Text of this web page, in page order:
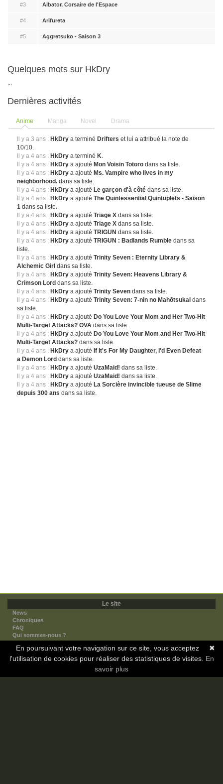
#3 Albator, Corsaire de l'Espace
#4 Arifureta
#5 Aggretsuko - Saison 3
Quelques mots sur HkDry
Dernières activités
Anime Manga Novel Drama
Il y a 3 ans : HkDry a terminé Drifters et lui a attribué la note de
10/10.
Il y a 4 ans : HkDry a terminé K.
Il y a 4 ans : HkDry a ajouté Mon Voisin Totoro dans sa liste.
Il y a 4 ans : HkDry a ajouté Ms. Vampire who lives in my
neighborhood. dans sa liste.
Il y a 4 ans : HkDry a ajouté Le garçon d'à côté dans sa liste.
Il y a 4 ans : HkDry a ajoutéThe Quintessential Quintuplets - Saison
1 dans sa liste.
Il y a 4 ans : HkDry a ajoutéTriage X dans sa liste.
Il y a 4 ans : HkDry a ajoutéTriage X dans sa liste.
Il y a 4 ans : HkDry a ajoutéTRIGUN dans sa liste.
Il y a 4 ans : HkDry a ajoutéTRIGUN : Badlands Rumble dans sa
liste.
Il y a 4 ans : HkDry a ajoutéTrinity Seven : Eternity Library &
Alchemic Girl dans sa liste.
Il y a 4 ans : HkDry a ajoutéTrinity Seven: Heavens Library &
Crimson Lord dans sa liste.
Il y a 4 ans : HkDry a ajoutéTrinity Seven dans sa liste.
Il y a 4 ans : HkDry a ajoutéTrinity Seven: 7-nin no Mahōtsukai dans
sa liste.
Il y a 4 ans : HkDry a ajouté Do You Love Your Mom and Her Two-Hit
Multi-Target Attacks? OVA dans sa liste.
Il y a 4 ans : HkDry a ajouté Do You Love Your Mom and Her Two-Hit
Multi-Target Attacks? dans sa liste.
Il y a 4 ans : HkDry a ajouté If It's For My Daughter, I'd Even Defeat
a Demon Lord dans sa liste.
Il y a 4 ans : HkDry a ajoutéUzaMaid! dans sa liste.
Il y a 4 ans : HkDry a ajoutéUzaMaid! dans sa liste.
Il y a 4 ans : HkDry a ajouté La Sorcière invincible tueuse de Slime
depuis 300 ans dans sa liste.
Le site
News
Chroniques
FAQ
Qui sommes-nous ?
Nos partenaires
Faites-nous connaitre
Nous contacter
✖
En poursuivant votre navigation sur ce site, vous acceptez
l'utilisation de cookies pour réaliser des statistiques de visites. En
savoir plus